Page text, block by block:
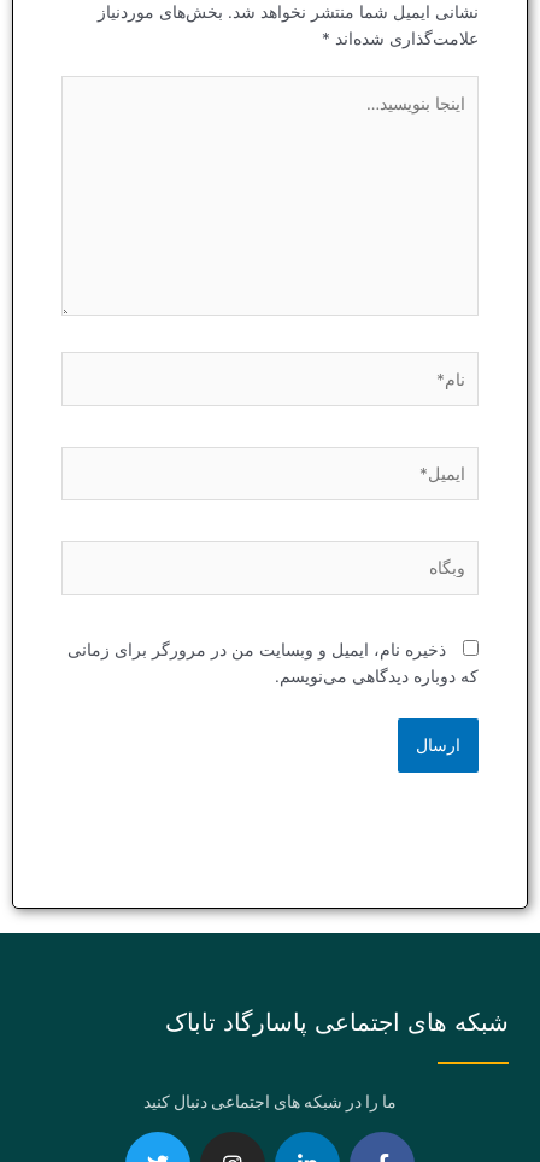
نشانی ایمیل شما منتشر نخواهد شد. بخش‌های موردنیاز
علامت‌گذاری شده‌اند *
بنویسید…
ذخیره نام، ایمیل و وبسایت من در مرورگر برای زمانی
که دوباره دیدگاهی می‌نویسم.
شبکه های اجتماعی پاسارگاد تاباک
ما را در شبکه های اجتماعی دنبال کنید